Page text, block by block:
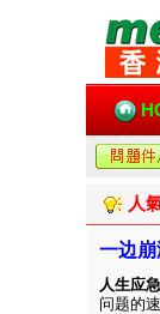
人
一边
人生应
问题的